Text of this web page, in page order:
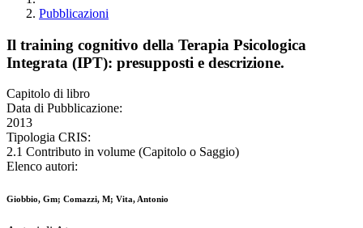
Pubblicazioni
Il training cognitivo della Terapia Psicologica
Integrata (IPT): presupposti e descrizione.
Capitolo di libro
Data di Pubblicazione:
2013
Tipologia CRIS:
2.1 Contributo in volume (Capitolo o Saggio)
Elenco autori:
Giobbio, Gm; Comazzi, M; Vita, Antonio